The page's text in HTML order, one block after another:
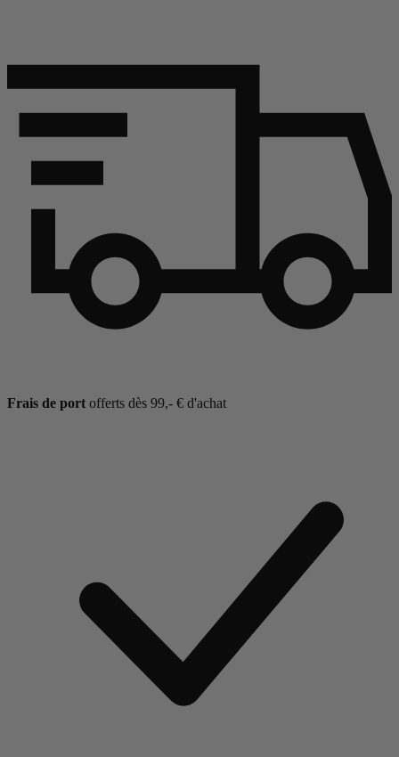
Frais de port offerts dès 99,- € d'achat